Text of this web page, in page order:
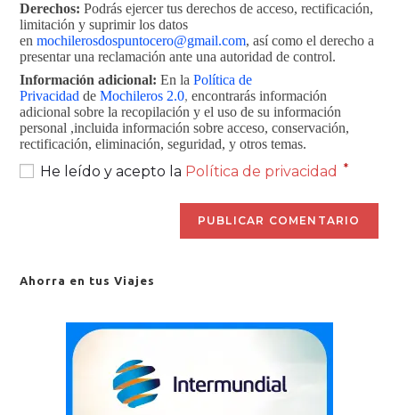
Derechos:Podrás ejercer tus derechos de acceso, rectificación,
limitación y suprimir los datos
enmochilerosdospuntocero@gmail.com, así como el derecho a
presentar una reclamación ante una autoridad de control.
Información adicional: En laPolítica de
Privacidad deMochileros 2.0, encontrarás información
adicional sobre la recopilación y el uso de su información
personal ,incluida información sobre acceso, conservación,
rectificación, eliminación, seguridad, y otros temas.
He leído y acepto la Política de privacidad *
Ahorra en tus Viajes